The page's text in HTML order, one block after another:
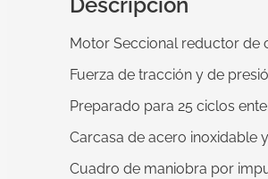
Motor Seccional reductor de
Fuerza de tracción y de
Preparado para 25 ciclos
Carcasa de acero inoxidable
Cuadro de maniobra por